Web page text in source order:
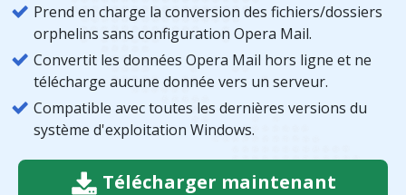
Prend en charge la conversion des fichiers/dossiers
orphelins sans configuration Opera Mail.
Convertit les données Opera Mail hors ligne et ne
télécharge aucune donnée vers un serveur.
Compatible avec toutes les dernières versions du
système d'exploitation Windows.
Télécharger maintenant